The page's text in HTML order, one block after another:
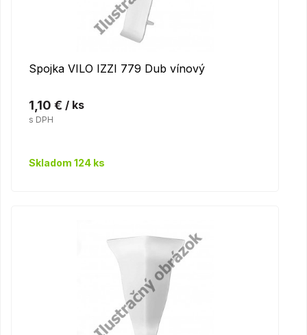
Spojka VILO IZZI 779 Dub vínový
1,10 € / ks
s DPH
Skladom 124 ks